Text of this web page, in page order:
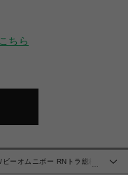
こちら
ーオムニボー RNトラ総柄